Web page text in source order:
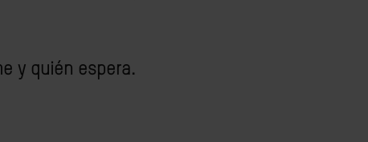
y quién espera.